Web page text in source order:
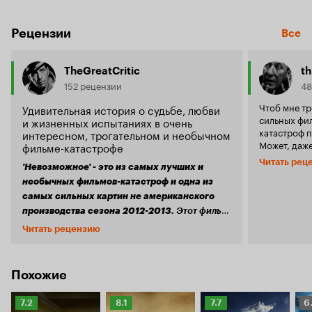
Рецензии Все
TheGreatCritic
152 рецензии
Удивительная история о судьбе, любви
и жизненных испытаниях в очень
интересном, трогательном и необычном
фильме-катастрофе
'Невозможное' - это из самых лучших и
необычных фильмов-катастроф и одна из
самых сильных картин не американского
производства сезона 2012-2013. Этот фильм
был положительно принят как критиками, так
трогательная и жизнеутверждающая история.
Читать рецензию
Чтоб мне
сильных
катастроф
Может,
безумные
снимать
обещает пойти
раз на
Читать
Похожие
Рейтинг
7.2
Рейтинг
8.1
Рейтинг
7.7